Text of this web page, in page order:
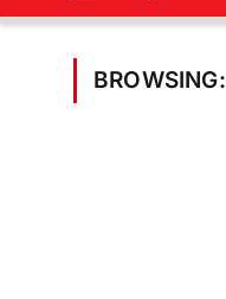
BROWSING: